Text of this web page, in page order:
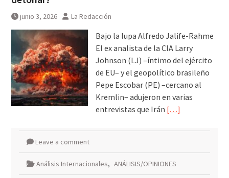
junio 3, 2026 La Redacción
Bajo la lupa Alfredo Jalife-Rahme
El ex analista de la CIA Larry
Johnson (LJ) –íntimo del ejército
de EU– y el geopolítico brasileño
Pepe Escobar (PE) –cercano al
Kremlin– adujeron en varias
entrevistas que Irán […]
Leave a comment
Análisis Internacionales, ANÁLISIS/OPINIONES